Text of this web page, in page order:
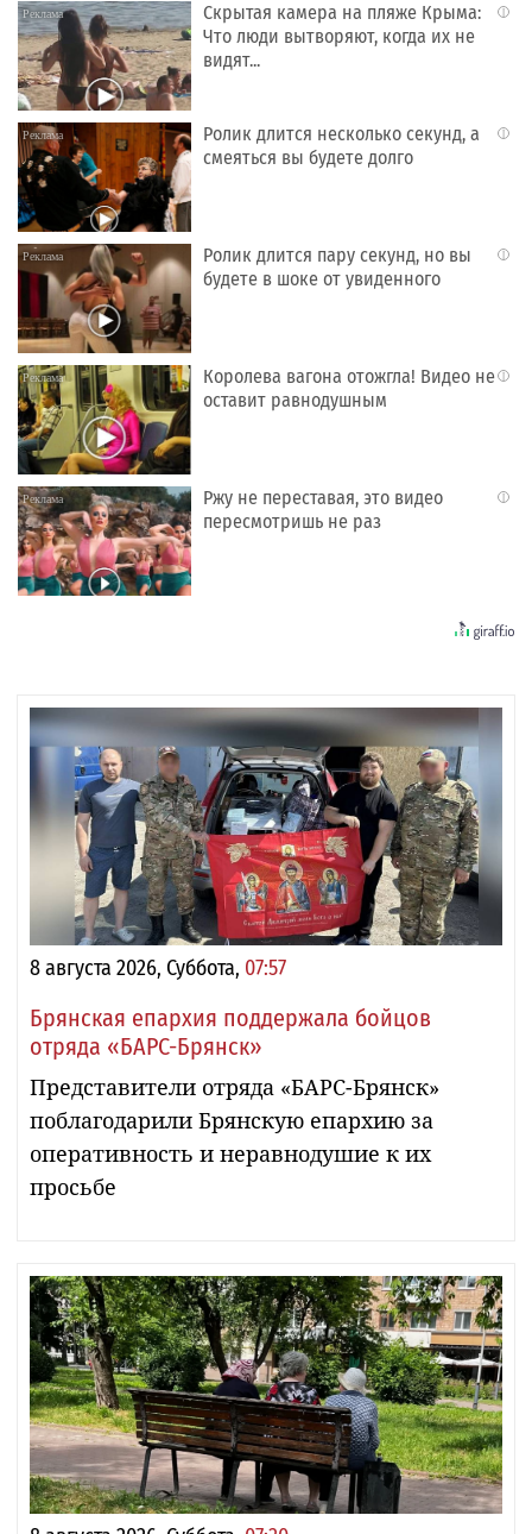
i
Скрытая камера на пляже Крыма:
Что люди вытворяют, когда их не
видят...
i
Ролик длится несколько секунд, а
смеяться вы будете долго
i
Ролик длится пару секунд, но вы
будете в шоке от увиденного
i
Королева вагона отожгла! Видео не
оставит равнодушным
i
Ржу не переставая, это видео
пересмотришь не раз
8 августа 2026, Суббота, 07:57
Брянская епархия поддержала бойцов
отряда «БАРС-Брянск»
Представители отряда «БАРС-Брянск»
поблагодарили Брянскую епархию за
оперативность и неравнодушие к их
просьбе